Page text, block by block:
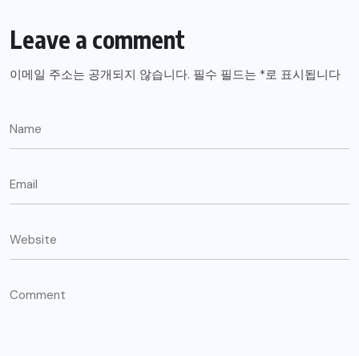
Leave a comment
이메일 주소는 공개되지 않습니다. 필수 필드는 *로 표시됩니다